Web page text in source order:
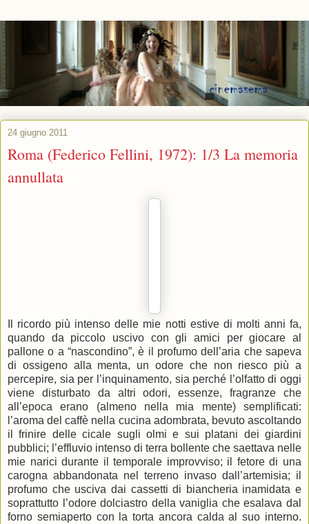
24 giugno 2011
Roma (Federico Fellini, 1972): 1/3 La memoria
annullata
Il ricordo più intenso delle mie notti estive di molti anni fa,
quando da piccolo uscivo con gli amici per giocare al
pallone o a “nascondino”, è il profumo dell’aria che sapeva
di ossigeno alla menta, un odore che non riesco più a
percepire, sia per l’inquinamento, sia perché l’olfatto di oggi
viene disturbato da altri odori, essenze, fragranze che
all’epoca erano (almeno nella mia mente) semplificati:
l’aroma del caffè nella cucina adombrata, bevuto ascoltando
il frinire delle cicale sugli olmi e sui platani dei giardini
pubblici; l’effluvio intenso di terra bollente che saettava nelle
mie narici durante il temporale improvviso; il fetore di una
carogna abbandonata nel terreno invaso dall’artemisia; il
profumo che usciva dai cassetti di biancheria inamidata e
soprattutto l’odore dolciastro della vaniglia che esalava dal
forno semiaperto con la torta ancora calda al suo interno.